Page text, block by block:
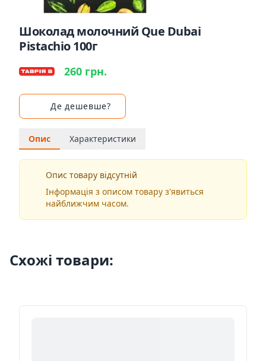
Шоколад молочний Que Dubai
Pistachio 100г
260 грн.
Де дешевше?
Опис Характеристики
Опис товару відсутній
Інформація з описом товару з'явиться
найближчим часом.
Схожі товари: